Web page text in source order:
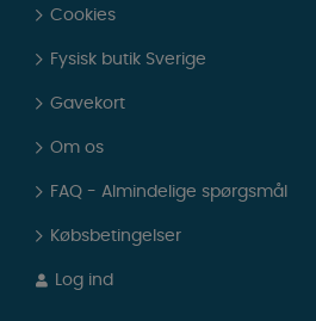
Cookies
Fysisk butik Sverige
Gavekort
Om os
FAQ - Almindelige spørgsmål
Købsbetingelser
Log ind